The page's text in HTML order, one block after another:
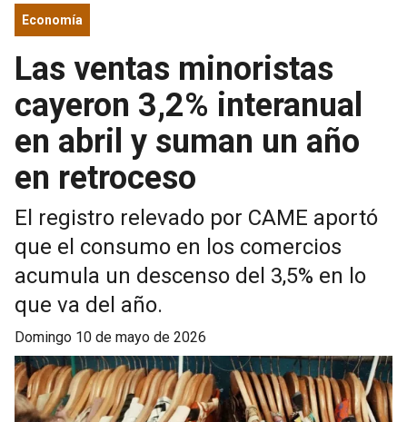
Economía
Las ventas minoristas
cayeron 3,2% interanual
en abril y suman un año
en retroceso
El registro relevado por CAME aportó
que el consumo en los comercios
acumula un descenso del 3,5% en lo
que va del año.
domingo 10 de mayo de 2026